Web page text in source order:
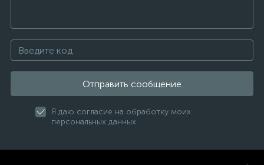
Отправить сообщение
Я даю согласие на обработку моих
персональных данных